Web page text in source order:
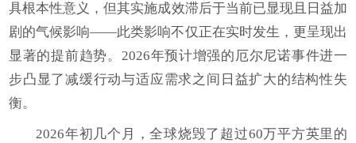
具根本性意义，但其实施成效滞后于当前已显现且日益加
剧的气候影响——此类影响不仅正在实时发生，更呈现出
显著的提前趋势。2026年预计增强的厄尔尼诺事件进一
步凸显了减缓行动与适应需求之间日益扩大的结构性失
衡。
2026年初几个月，全球烧毁了超过60万平方英里的